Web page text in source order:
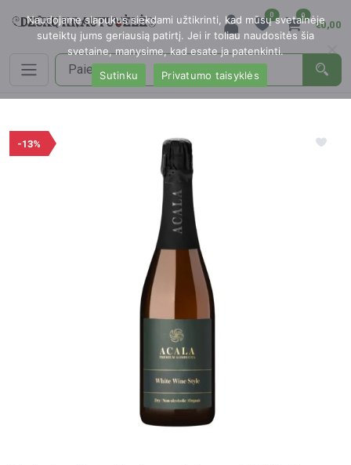
0 0
€0,00
-13%
Naudojame slapukus siekdami užtikrinti, kad mūsų svetainėje
suteiktų jums geriausią patirtį. Jei ir toliau naudositės šia
svetaine, manysime, kad esate ja patenkinti.
Sutinku
Privatumo taisyklės